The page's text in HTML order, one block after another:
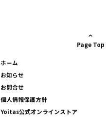
Page Top
ホーム
お知らせ
お問合せ
個人情報保護方針
Yoitas公式オンラインストア